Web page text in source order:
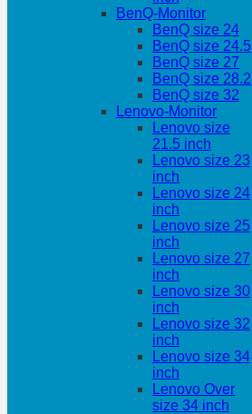
BenQ-Monitor
BenQ size 24
BenQ size 24.5
BenQ size 27
BenQ size 28.2
BenQ size 32
Lenovo-Monitor
Lenovo size
21.5 inch
Lenovo size 23
inch
Lenovo size 24
inch
Lenovo size 25
inch
Lenovo size 27
inch
Lenovo size 30
inch
Lenovo size 32
inch
Lenovo size 34
inch
Lenovo Over
size 34 inch